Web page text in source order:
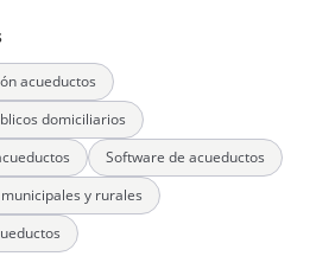
acueductos
domiciliarios
Software de acueductos
y rurales